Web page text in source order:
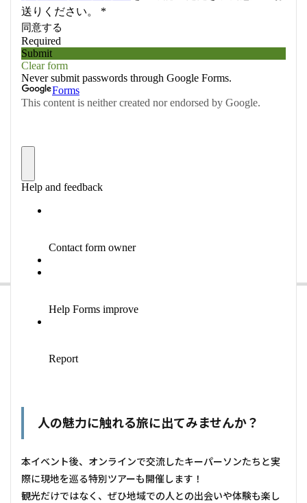
人の魅力に触れる旅に出てみませんか？
本イベント後、オンラインで交流したキーパーソンたちと実
際に現地を巡る特別ツアーも開催します！
観光だけではなく、ぜひ地域での人との出会いや体験も楽し